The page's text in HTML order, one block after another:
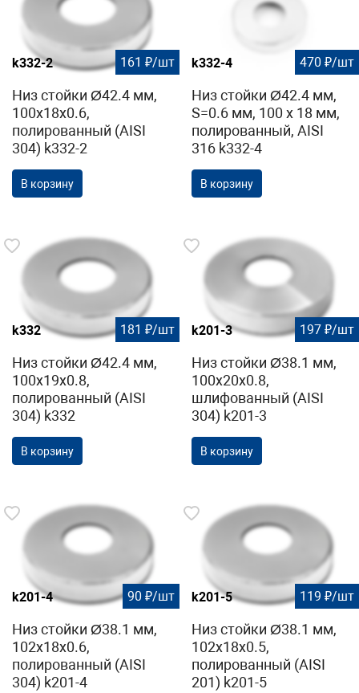
k332-2 161 ₽/шт
Низ стойки Ø42.4 мм,
100х18х0.6,
полированный (AISI
304) k332-2
В корзину
k332-4 470 ₽/шт
Низ стойки Ø42.4 мм,
S=0.6 мм, 100 х 18 мм,
полированный, AISI
316 k332-4
В корзину
k332 181 ₽/шт
Низ стойки Ø42.4 мм,
100х19х0.8,
полированный (AISI
304) k332
В корзину
k201-3 197 ₽/шт
Низ стойки Ø38.1 мм,
100х20х0.8,
шлифованный (AISI
304) k201-3
В корзину
k201-4 90 ₽/шт
Низ стойки Ø38.1 мм,
102х18х0.6,
полированный (AISI
304) k201-4
k201-5 119 ₽/шт
Низ стойки Ø38.1 мм,
102х18х0.5,
полированный (AISI
201) k201-5